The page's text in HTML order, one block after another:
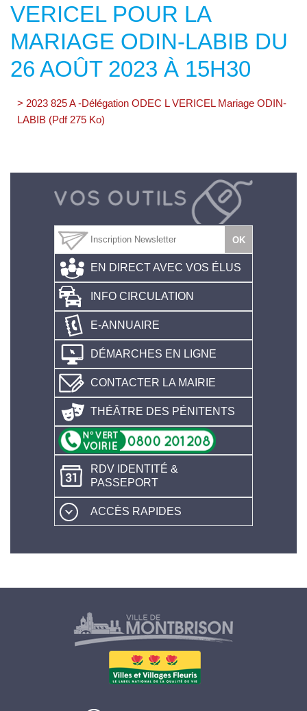
VERICEL POUR LA
MARIAGE ODIN-LABIB DU
26 AOÛT 2023 À 15H30
> 2023 825 A -Délégation ODEC L VERICEL Mariage ODIN-
LABIB (Pdf 275 Ko)
EN DIRECT AVEC VOS ÉLUS
INFO CIRCULATION
E-ANNUAIRE
DÉMARCHES EN LIGNE
CONTACTER LA MAIRIE
THÉÂTRE DES PÉNITENTS
RDV IDENTITÉ &
PASSEPORT
ACCÈS RAPIDES